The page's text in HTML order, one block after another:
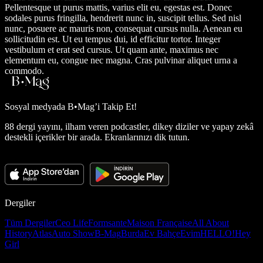
Pellentesque ut purus mattis, varius elit eu, egestas est. Donec
sodales purus fringilla, hendrerit nunc in, suscipit tellus. Sed nisl
nunc, posuere ac mauris non, consequat cursus nulla. Aenean eu
sollicitudin est. Ut eu tempus dui, id efficitur tortor. Integer
vestibulum et erat sed cursus. Ut quam ante, maximus nec
elementum eu, congue nec magna. Cras pulvinar aliquet urna a
commodo.
Sosyal medyada B•Mag’i Takip Et!
88 dergi yayını, ilham veren podcastler, dikey diziler ve yapay zekâ
destekli içerikler bir arada. Ekranlarınızı dik tutun.
Dergiler
Tüm DergilerCeo LifeFormsanteMaison FrançaiseAll About
HistoryAtlasAuto ShowB-MagBurdaEv BahçeEvimHELLO!Hey
Girl